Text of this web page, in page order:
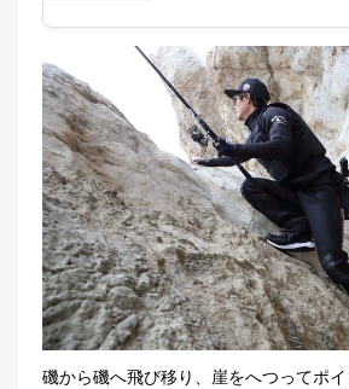
磯から磯へ飛び移り、崖をへつってポ